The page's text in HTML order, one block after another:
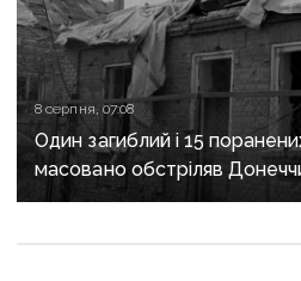
8 серпня, 07:08
Один загиблий і 15
масовано обстріляв